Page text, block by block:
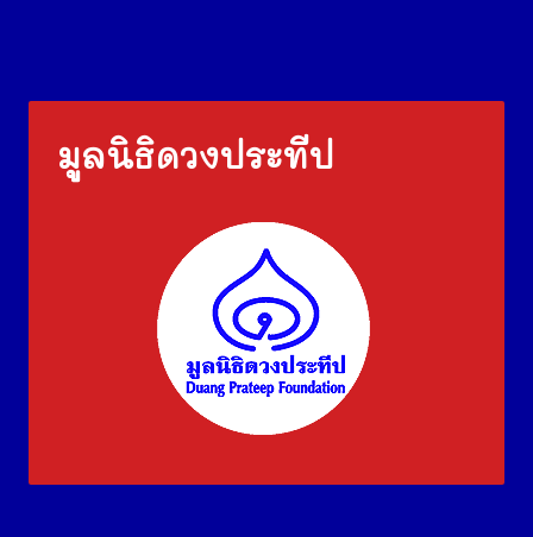
มูลนิธิดวงประทีป